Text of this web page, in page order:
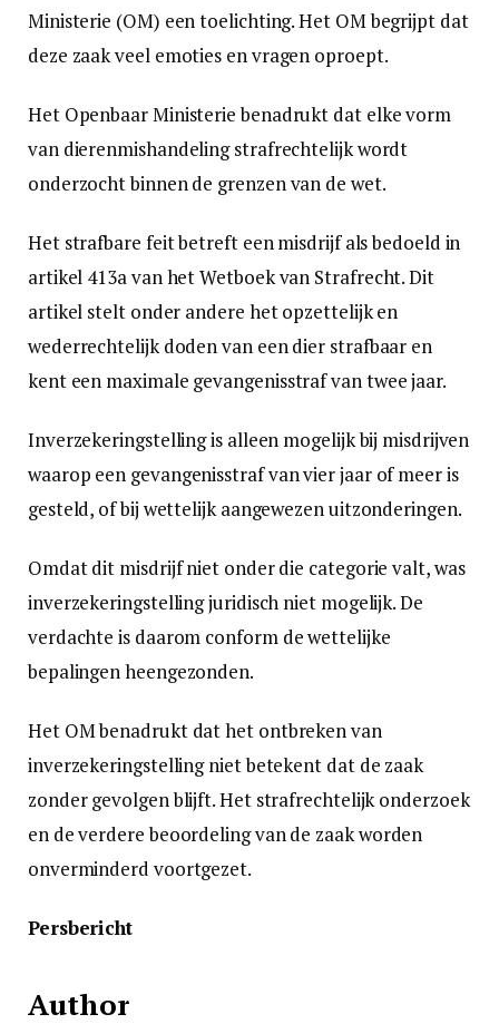
Ministerie (OM) een toelichting. Het OM begrijpt dat
deze zaak veel emoties en vragen oproept.
Het Openbaar Ministerie benadrukt dat elke vorm
van dierenmishandeling strafrechtelijk wordt
onderzocht binnen de grenzen van de wet.
Het strafbare feit betreft een misdrijf als bedoeld in
artikel 413a van het Wetboek van Strafrecht. Dit
artikel stelt onder andere het opzettelijk en
wederrechtelijk doden van een dier strafbaar en
kent een maximale gevangenisstraf van twee jaar.
Inverzekeringstelling is alleen mogelijk bij misdrijven
waarop een gevangenisstraf van vier jaar of meer is
gesteld, of bij wettelijk aangewezen uitzonderingen.
Omdat dit misdrijf niet onder die categorie valt, was
inverzekeringstelling juridisch niet mogelijk. De
verdachte is daarom conform de wettelijke
bepalingen heengezonden.
Het OM benadrukt dat het ontbreken van
inverzekeringstelling niet betekent dat de zaak
zonder gevolgen blijft. Het strafrechtelijk onderzoek
en de verdere beoordeling van de zaak worden
onverminderd voortgezet.
Persbericht
Author